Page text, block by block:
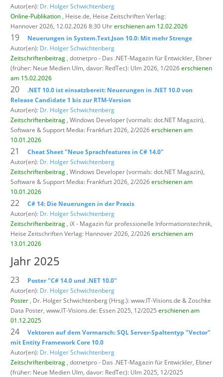
Autor(en): Dr. Holger Schwichtenberg
Online-Publikation , Heise.de, Heise Zeitschriften Verlag:
Hannover 2026, 12.02.2026 8:30 Uhrerschienen am 12.02.2026
19
Neuerungen in System.Text.Json 10.0: Mit mehr Strenge
Autor(en): Dr. Holger Schwichtenberg
Zeitschriftenbeitrag , dotnetpro - Das .NET-Magazin für Entwickler, Ebner
(früher: Neue Medien Ulm, davor: RedTec): Ulm 2026, 1/2026erschienen
am 15.02.2026
20
.NET 10.0 ist einsatzbereit: Neuerungen in .NET 10.0 von
Release Candidate 1 bis zur RTM-Version
Autor(en): Dr. Holger Schwichtenberg
Zeitschriftenbeitrag , Windows Developer (vormals: dot.NET Magazin),
Software & Support Media: Frankfurt 2026, 2/2026erschienen am
10.01.2026
21
Cheat Sheet "Neue Sprachfeatures in C# 14.0"
Autor(en): Dr. Holger Schwichtenberg
Zeitschriftenbeitrag , Windows Developer (vormals: dot.NET Magazin),
Software & Support Media: Frankfurt 2026, 2/2026erschienen am
10.01.2026
22
C# 14: Die Neuerungen in der Praxis
Autor(en): Dr. Holger Schwichtenberg
Zeitschriftenbeitrag , iX - Magazin für professionelle Informationstechnik,
Heise Zeitschriften Verlag: Hannover 2026, 2/2026erschienen am
13.01.2026
Jahr 2025
23
Poster "C# 14.0 und .NET 10.0"
Autor(en): Dr. Holger Schwichtenberg
Poster , Dr. Holger Schwichtenberg (Hrsg.): www.IT-Visions.de & Zoschke
Data Poster, www.IT-Visions.de: Essen 2025, 12/2025 erschienen am
01.12.2025
24
Vektoren auf dem Vormarsch: SQL Server-Spaltentyp "Vector"
mit Entity Framework Core 10.0
Autor(en): Dr. Holger Schwichtenberg
Zeitschriftenbeitrag , dotnetpro - Das .NET-Magazin für Entwickler, Ebner
(früher: Neue Medien Ulm, davor: RedTec): Ulm 2025, 12/2025